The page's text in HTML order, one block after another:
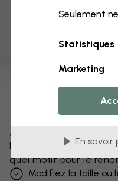
Modifiez votre
Notre équipe de
quel motif pour le
Modifiez la taille ou
Seulement
Statistiques
Marketing
En savoir